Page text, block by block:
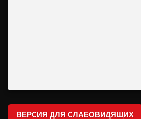
ВЕРСИЯ ДЛЯ СЛАБОВИДЯЩИХ